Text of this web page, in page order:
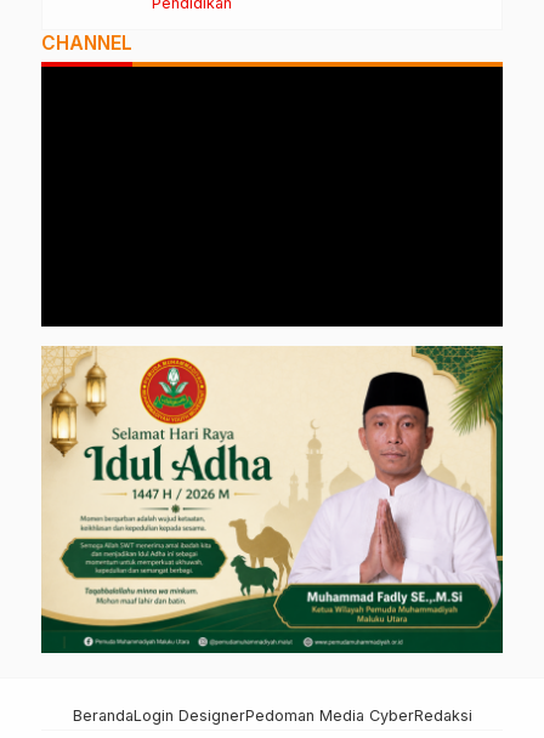
Guru Besar dan Rektor Ummu
CHANNEL
BerandaLogin DesignerPedoman Media CyberRedaksi